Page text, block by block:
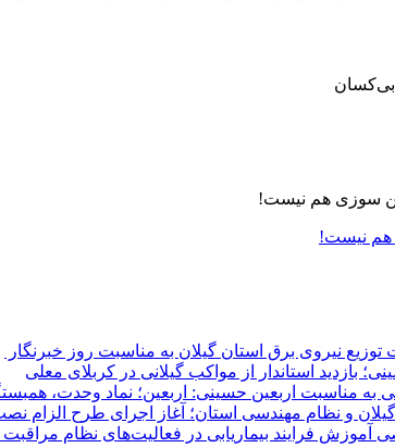
هم نیست!
نیروی برق استان گیلان به مناسبت روز خبرنگار
بازدید استاندار از مواکب گیلانی در کربلای معلی
به مناسبت اربعین حسینی: اربعین؛ نماد وحدت،
گیلان و نظام مهندسی استان؛ آغاز اجرای طرح الزام
آموزش فرایند بیماریابی در فعالیت‌های نظام